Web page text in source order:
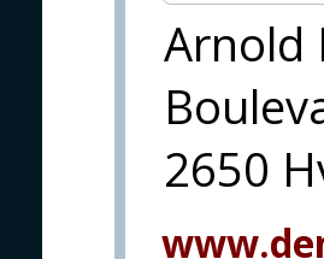
Arnold
2650